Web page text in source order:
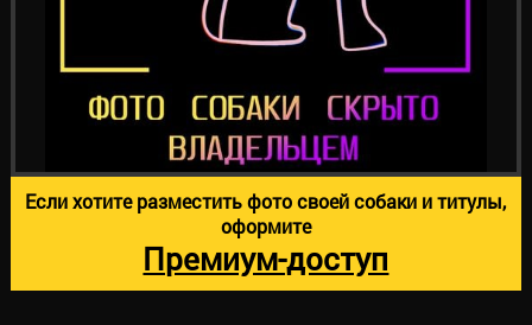
Если хотите разместить фото своей собаки и титулы,
оформите
Премиум-доступ